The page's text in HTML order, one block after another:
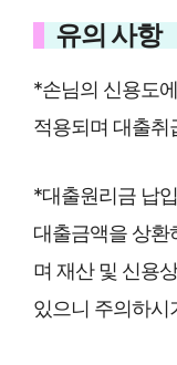
유의 사항
*손님의 신용도
적용되며 대출취
*대출원리금 납
대출금액을 상환
며 재산 및 신용
있으니 주의하시